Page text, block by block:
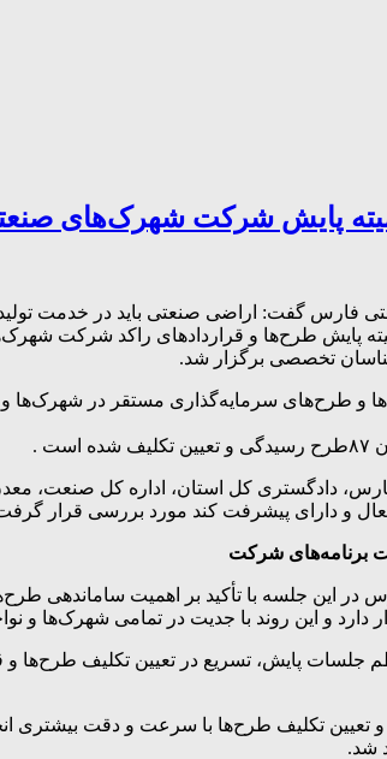
فارس گفت: اراضی صنعتی باید در خدمت
تخصصی برگزار شد.
با قراردادها و طرح‌های سرمایه‌گذاری مستقر
فارس، دادگستری کل استان، اداره کل
و دارای پیشرفت کند مورد بررسی قرار
برنامه‌های شرکت
جلسه با تأکید بر اهمیت ساماندهی
دارد و این روند با جدیت در تمامی شهرک‌ها و
جلسات پایش، تسریع در تعیین تکلیف طرح‌ها و
تکلیف طرح‌ها با سرعت و دقت بیشتری
شد.